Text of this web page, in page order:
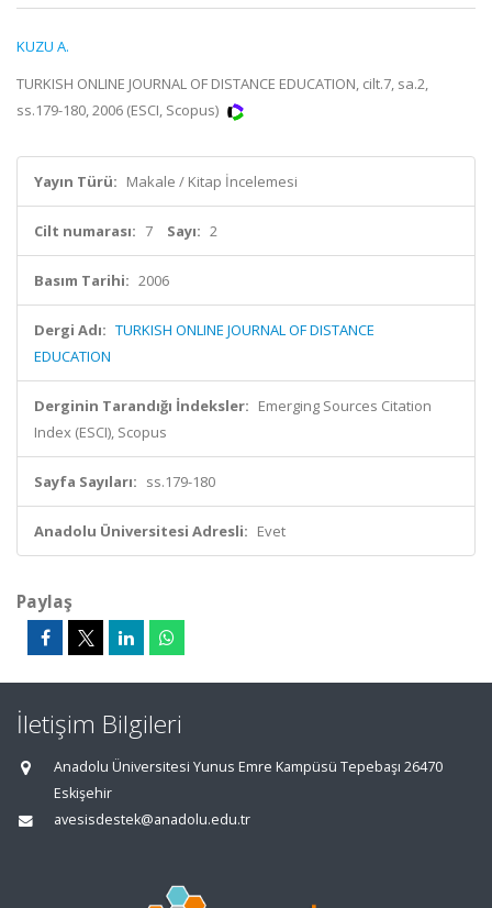
KUZU A.
TURKISH ONLINE JOURNAL OF DISTANCE EDUCATION, cilt.7, sa.2,
ss.179-180, 2006 (ESCI, Scopus)
Yayın Türü: Makale / Kitap İncelemesi
Cilt numarası: 7 Sayı: 2
Basım Tarihi: 2006
Dergi Adı: TURKISH ONLINE JOURNAL OF DISTANCE
EDUCATION
Derginin Tarandığı İndeksler: Emerging Sources Citation
Index (ESCI), Scopus
Sayfa Sayıları: ss.179-180
Anadolu Üniversitesi Adresli: Evet
Paylaş
İletişim Bilgileri
Anadolu Üniversitesi Yunus Emre Kampüsü Tepebaşı 26470
Eskişehir
avesisdestek@anadolu.edu.tr